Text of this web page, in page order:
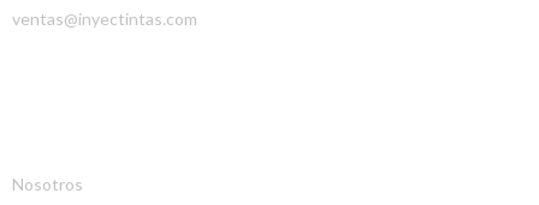
ventas@inyectintas.com
Nosotros